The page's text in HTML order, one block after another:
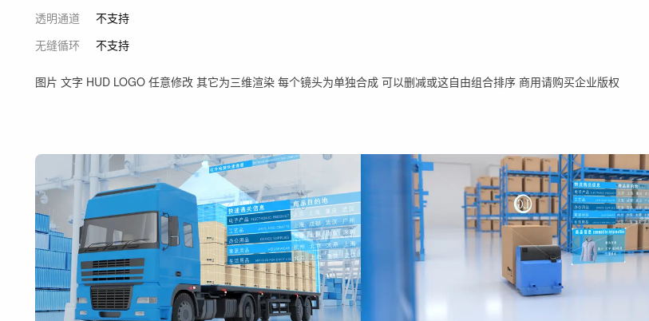
透明通道
不支持
无缝循环
不支持
图片 文字 HUD LOGO 任意修改 其它为三维渲染 每个镜头为单独合成 可以删减或这自由组合排序 商用请购买企业版权